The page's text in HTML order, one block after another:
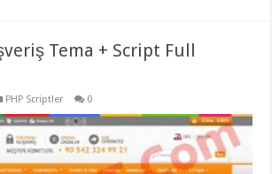
Tema + Script Full
PHP Scriptler 0